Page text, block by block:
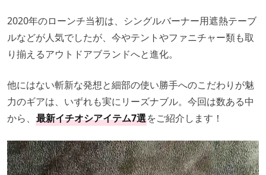
2020年のローンチ当初は、シングルバーナー用遮熱テーブ
ルなどが人気でしたが、今やテントやファニチャー類も取
り揃えるアウトドアブランドへと進化。
他にはない斬新な発想と細部の使い勝手へのこだわりが魅
力のギアは、いずれも実にリーズナブル。今回は数ある中
から、 最新イチオシアイテム7選をご紹介します！